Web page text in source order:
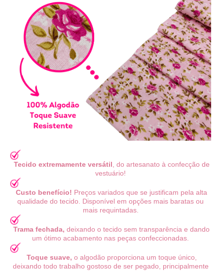
Tecido extremamente versátil , do artesanato à confecção de
vestuário!
Custo benefício! Preços variados que se justificam pela alta
qualidade do tecido. Disponível em opções mais baratas ou
mais requintadas.
Trama fechada, deixando o tecido sem transparência e dando
um ótimo acabamento nas peças confeccionadas.
Toque suave, o algodão proporciona um toque único,
deixando todo trabalho gostoso de ser pegado, principalmente